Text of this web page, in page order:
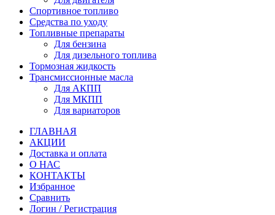
Спортивное топливо
Средства по уходу
Топливные препараты
Для бензина
Для дизельного топлива
Тормозная жидкость
Трансмиссионные масла
Для АКПП
Для МКПП
Для вариаторов
ГЛАВНАЯ
АКЦИИ
Доставка и оплата
О НАС
КОНТАКТЫ
Избранное
Сравнить
Логин / Регистрация